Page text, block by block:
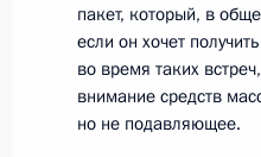
18
пакет, который, в
если он хочет
во время таких
внимание средств
но не подавляющее.